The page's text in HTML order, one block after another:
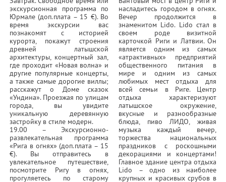
экскурсионная программа по
Юрмале (доп.плата – 15 €). Во
время экскурсии вас
познакомят с историей
курорта, покажут строения
древней латышской
архитектуры, концертный зал,
где проходит «Новая волна» и
другие популярные концерты,
а также самые дорогие виллы;
расскажут о Доме сказок
«Ундина». Проезжая по улицам
города, вы увидите
уникальную деревянную
застройку в стиле модерн.
19.00 – Экскурсионно-
развлекательная программа
«Рига в огнях» (доп.плата – 15
€). Вы отправитесь в
увлекательное путешествие,
посмотрите Ригу в огнях,
прогуляетесь по старому
насладитесь городом в огнях.
Вечер продолжится в
знаменитом Lido. Lido стал в
своем роде визитной
карточкой Риги и Латвии. Он
является одним из самых
«атрактивных» предприятий
общественного питания в
мире и одним из самых
любимых мест отдыха для
всей семьи в Риге. Центр
отдыха характеризуют
латышское окружение,
вкусные и разнообразные
блюда, пиво ЛИДО, живая
музыка каждый вечер,
торжества национальных
праздников с роскошными
декорациями и концертами!
Главное здание центра отдыха
Lido – одно из наиболее
крупных и красивых срубов в